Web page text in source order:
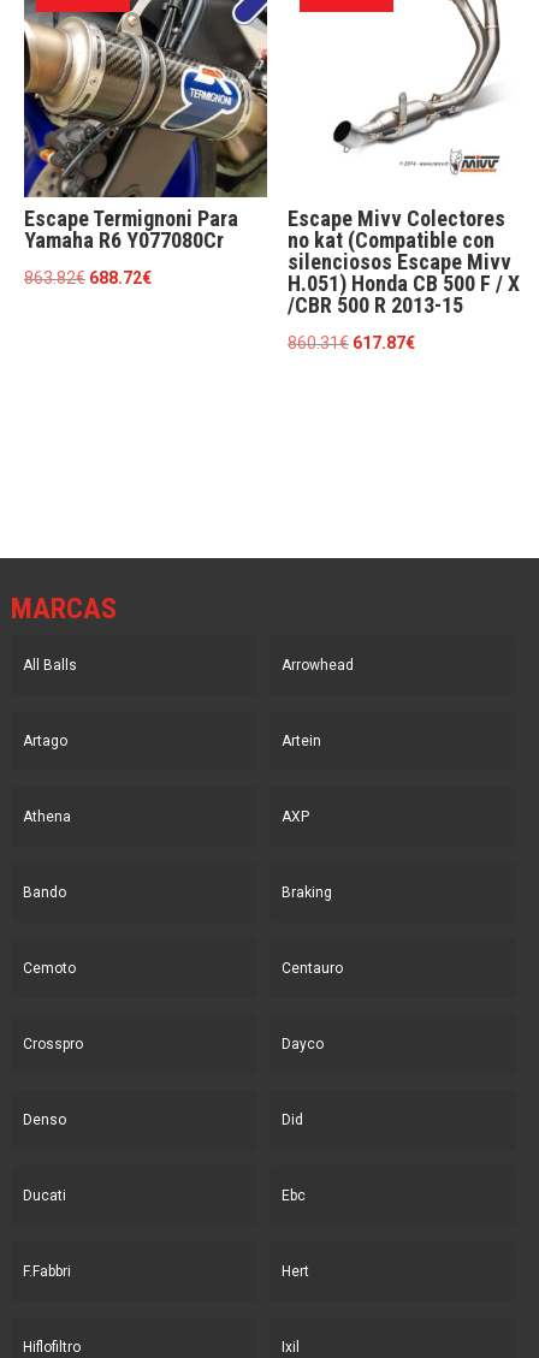
552.97€.397.14€.
Escape Termignoni Para
Yamaha R6 Y077080Cr
863.82€ El
688.72€El
Escape Mivv Colectores
no kat (Compatible con
silenciosos Escape Mivv
H.051) Honda CB 500 F / X
/CBR 500 R 2013-15
860.31€ El
617.87€El
MARCAS
All Balls Arrowhead
Artago Artein
Athena AXP
Bando Braking
Cemoto Centauro
Crosspro Dayco
Denso Did
Ducati Ebc
F.Fabbri Hert
Hiflofiltro Ixil